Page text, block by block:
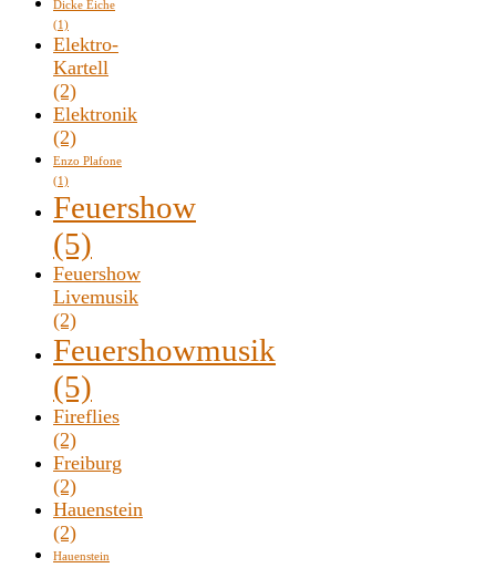
Dicke Eiche
(1)
Elektro-
Kartell
(2)
Elektronik
(2)
Enzo Plafone
(1)
Feuershow
(5)
Feuershow
Livemusik
(2)
Feuershowmusik
(5)
Fireflies
(2)
Freiburg
(2)
Hauenstein
(2)
Hauenstein